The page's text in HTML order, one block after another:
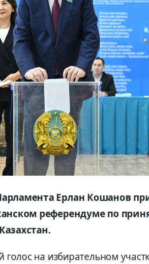
Ерлан Кошанов
референдуме по
на избирательном